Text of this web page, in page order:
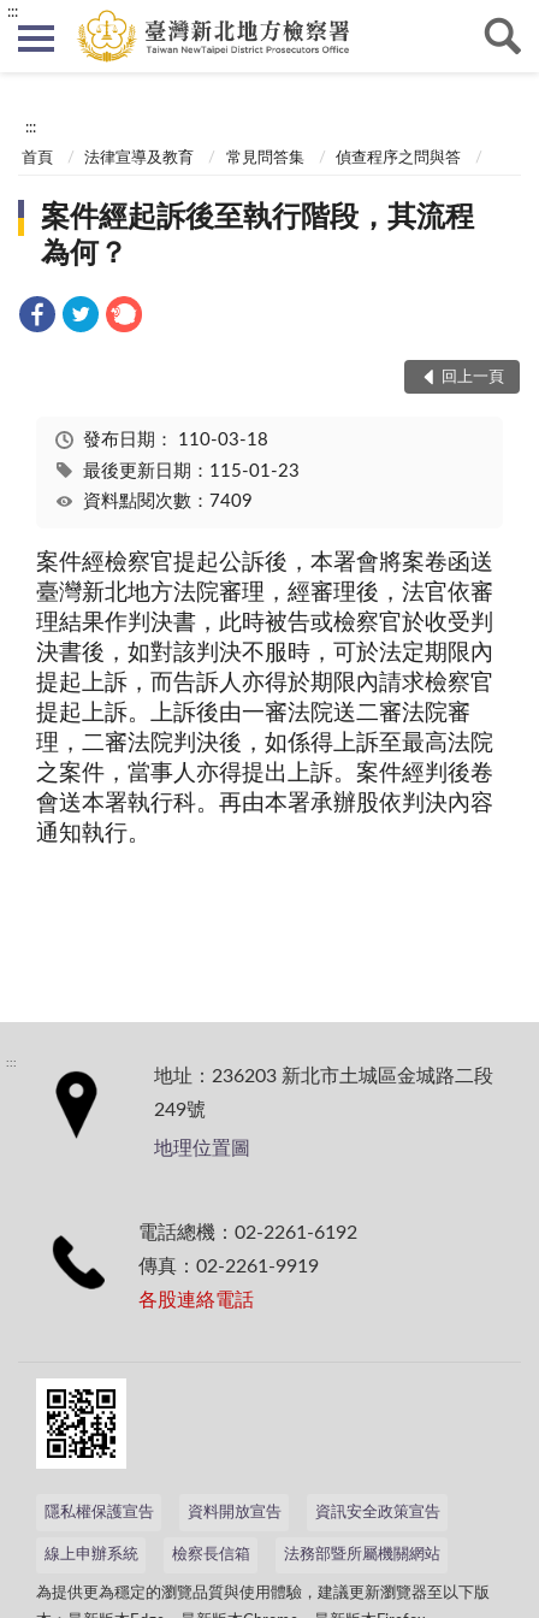
:::
:::
首頁 法律宣導及教育 常見問答集 偵查程序之問與答
案件經起訴後至執行階段，其流程
為何？
回上一頁
發布日期： 110-03-18
最後更新日期：115-01-23
資料點閱次數：7409
案件經檢察官提起公訴後，本署會將案卷函送
臺灣新北地方法院審理，經審理後，法官依審
理結果作判決書，此時被告或檢察官於收受判
決書後，如對該判決不服時，可於法定期限內
提起上訴，而告訴人亦得於期限內請求檢察官
提起上訴。上訴後由一審法院送二審法院審
理，二審法院判決後，如係得上訴至最高法院
之案件，當事人亦得提出上訴。案件經判後卷
會送本署執行科。再由本署承辦股依判決內容
通知執行。
:::
地址：236203 新北市土城區金城路二段
249號
地理位置圖
電話總機：02-2261-6192
傳真：02-2261-9919
各股連絡電話
隱私權保護宣告 資料開放宣告 資訊安全政策宣告
線上申辦系統 檢察長信箱 法務部暨所屬機關網站
為提供更為穩定的瀏覽品質與使用體驗，建議更新瀏覽器至以下版